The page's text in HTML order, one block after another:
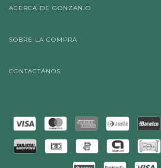
ACERCA DE GONZANIO
SOBRE LA COMPRA
CONTACTÁNOS